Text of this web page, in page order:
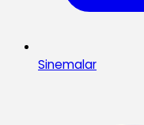
Sinemalar